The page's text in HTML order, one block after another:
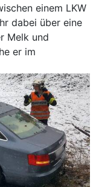
einem LKW
dabei über eine
Melk und
er im